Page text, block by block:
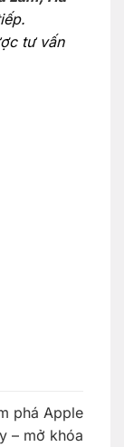
tư vấn
phá Apple
– mở khóa